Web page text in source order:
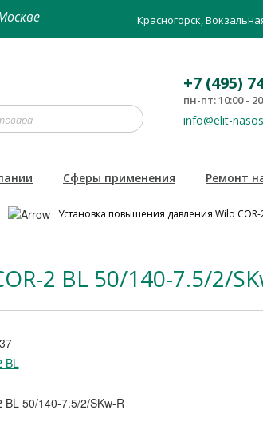
Красногорск,
+7 (495)
пн-пт: 10:00 -
info@elit-
Сферы применения Ремонт
Установка повышения давления Wilo COR-
2 BL 50/140-7.5/2/
BL
BL 50/140-7.5/2/SKw-R